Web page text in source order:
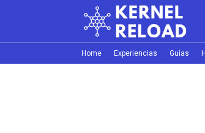
Home Experiencias Guías